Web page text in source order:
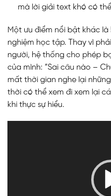
mà lời giải text khó có
Một ưu điểm nổi bật khác
nghiệm học tập. Thay vì
người, hệ thống cho phép
của mình: “Sai câu nào –
mất thời gian nghe lại
thời có thể xem đi xem lại
khi thực sự hiểu.